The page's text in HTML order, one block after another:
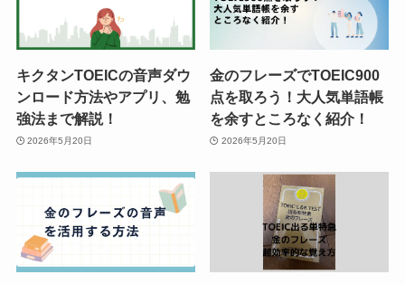
キクタンTOEICの音声ダウ
ンロード方法やアプリ、勉
強法まで解説！
2026年5月20日
金のフレーズでTOEIC900
点を取ろう！大人気単語帳
を余すところなく紹介！
2026年5月20日